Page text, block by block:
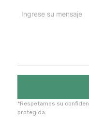
*Respetamos su
protegida.